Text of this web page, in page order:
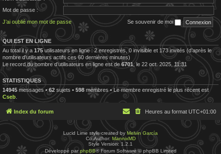
Mot de passe :
J’ai oublié mon mot de passe
Se souvenir de moi
QUI EST EN LIGNE
Au total il y a 175utilisateurs en ligne : 2 enregistrés, 0 invisible et 173 invités (d’après le
nombre d’utilisateurs actifs ces 60 dernières minutes)
Le record du nombre d’utilisateurs en ligne est de6701, le 22 oct. 2025, 11:31
STATISTIQUES
14945 messages •62 sujets • 598 membres • Le membre enregistré le plus récent est
Cseb
Index du forum Heures au format UTC+01:00
Lucid Lime style created by Melvin García
Co-Author: MannixMD
Style Version: 1.2.1
Développé parphpBB® Forum Software © phpBB Limited